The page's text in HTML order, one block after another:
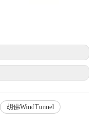
胡佛WindTunnel